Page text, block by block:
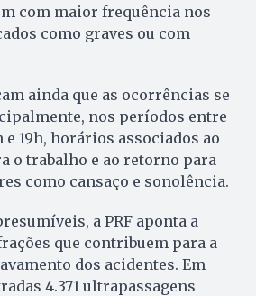
com maior frequência nos
como graves ou com
ainda que as ocorrências se
nos períodos entre
e 19h, horários associados ao
o trabalho e ao retorno para
como cansaço e sonolência.
a PRF aponta a
que contribuem para a
dos acidentes. Em
4.371 ultrapassagens